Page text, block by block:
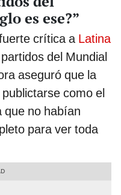
es ese?”
crítica a Latina
del Mundial
aseguró que la
como el
que no habían
para ver toda